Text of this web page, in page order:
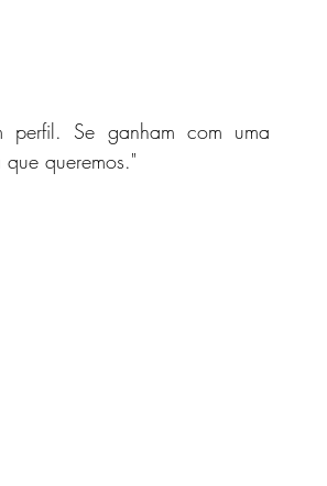
perfil. Se ganham com uma
queremos."